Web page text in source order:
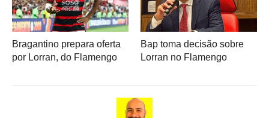
Bragantino prepara oferta
por Lorran, do Flamengo
Bap toma decisão sobre
Lorran no Flamengo